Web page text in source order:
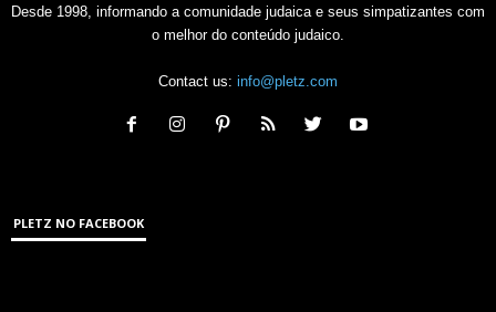
Desde 1998, informando a comunidade judaica e seus simpatizantes com
o melhor do conteúdo judaico.
Contact us: info@pletz.com
PLETZ NO FACEBOOK